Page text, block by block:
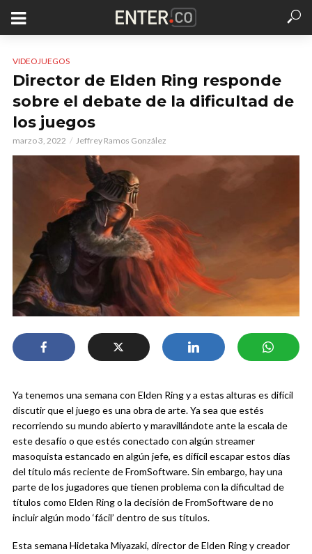
VIDEOJUEGOS
Director de Elden Ring responde
sobre el debate de la dificultad de
los juegos
marzo 3, 2022 Jeffrey Ramos González
Ya tenemos una semana con Elden Ring y a estas alturas es difícil
discutir que el juego es una obra de arte. Ya sea que estés
recorriendo su mundo abierto y maravillándote ante la escala de
este desafío o que estés conectado con algún streamer
masoquista estancado en algún jefe, es difícil escapar estos días
del título más reciente de FromSoftware. Sin embargo, hay una
parte de los jugadores que tienen problema con la dificultad de
títulos como Elden Ring o la decisión de FromSoftware de no
incluir algún modo ‘fácil’ dentro de sus títulos.
Esta semana Hidetaka Miyazaki, director de Elden Ring y creador